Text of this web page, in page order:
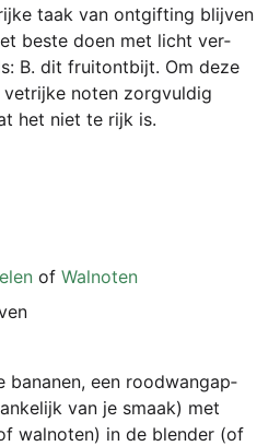
taak van ont­gif­ting blij­ven
bes­te doen met licht ver­
B. dit frui­tont­bijt. Om deze
noten zorg­vul­dig
het niet te rijk is.
of Wal­no­ten
bana­nen, een rood­wang­ap­
van je smaak) met
wal­no­ten) in de blen­der (of